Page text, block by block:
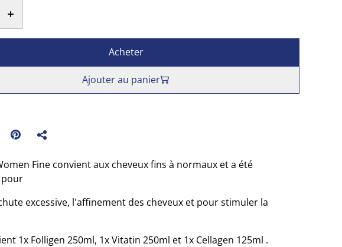
Acheter
Ajouter au panier
Fine convient aux cheveux fins à normaux et a été
excessive, l'affinement des cheveux et pour stimuler la
1x Folligen 250ml, 1x Vitatin 250ml et 1x Cellagen 125ml .